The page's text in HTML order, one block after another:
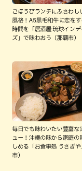
ごほうびランチにふさわし
風格！A5黒毛和牛に恋を
時間を「居酒屋 琉球インデ
ズ」で味わおう（那覇市）
毎日でも味わいたい豊富な
ュー！沖縄の味から家庭の
しめる「お食事処 うさぎ
市）